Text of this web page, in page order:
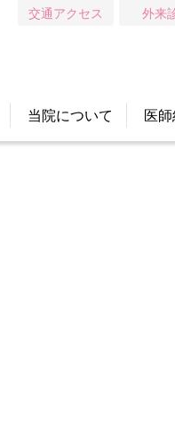
交通アクセス 外来
当院について 医